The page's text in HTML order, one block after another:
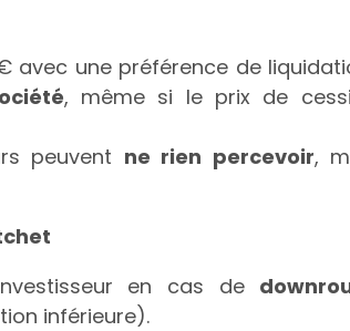
avec une préférence de
, même si le prix de
peuvent ne rien percevoir,
en cas de
inférieure).